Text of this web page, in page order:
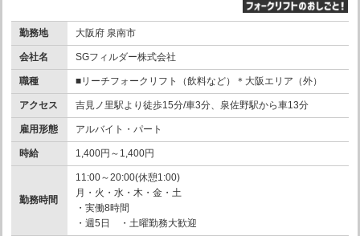
勤務地 大阪府 泉南市
会社名 SGフィルダー株式会社
職種 ■リーチフォークリフト（飲料など）＊大阪エリア（外）
アクセス 吉見ノ里駅より徒歩15分/車3分、泉佐野駅から車13分
雇用形態 アルバイト・パート
時給 1,400円～1,400円
勤務時間
11:00～20:00(休憩1:00)
月・火・水・木・金・土
・実働8時間
・週5日 ・土曜勤務大歓迎